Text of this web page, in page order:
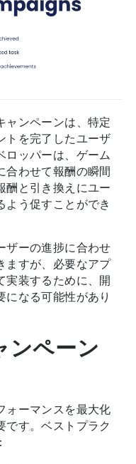
ャンペーンは、特定
トを完了したユーザ
ロッパーは、ゲーム
合わせて報酬の瞬間
酬と引き換えにユー
よう促すことができ
ザーの進捗に合わせ
ますが、必要なアプ
実装するために、開
なる可能性があり
ンペーン
ォーマンスを最大化
です。ベストプラク